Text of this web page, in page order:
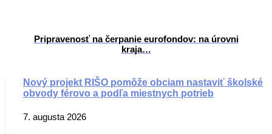
Pripravenosť na čerpanie eurofondov: na úrovni
kraja…
Nový projekt RIŠO pomôže obciam nastaviť školské
obvody férovo a podľa miestnych potrieb
7. augusta 2026